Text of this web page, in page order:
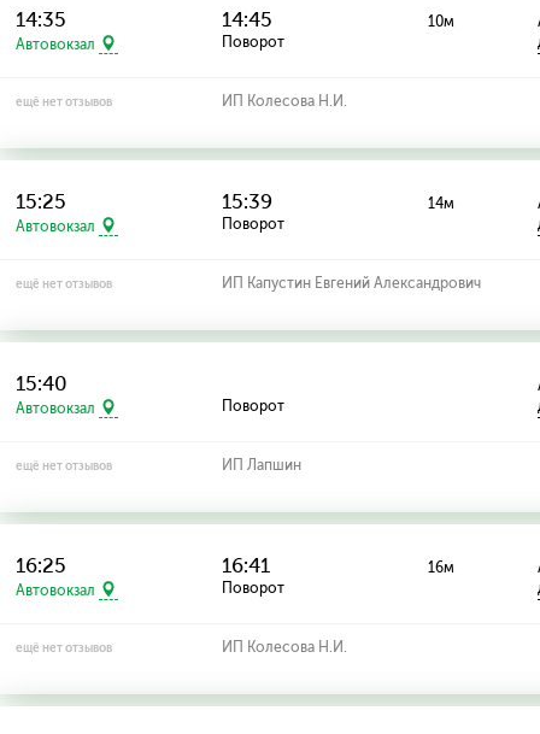
14:35
Автовокзал
14:45
Поворот
10м
ещё нет отзывов ИП Колесова Н.И.
15:25
Автовокзал
15:39
Поворот
14м
ещё нет отзывов ИП Капустин Евгений Александрович
15:40
Автовокзал Поворот
ещё нет отзывов ИП Лапшин
16:25
Автовокзал
16:41
Поворот
16м
ещё нет отзывов ИП Колесова Н.И.